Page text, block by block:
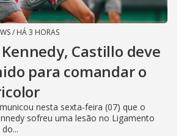
/ HÁ 3 HORAS
Kennedy, Castillo deve
para comandar o
nesta sexta-feira (07) que o
sofreu uma lesão no Ligamento